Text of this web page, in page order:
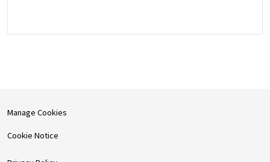
Manage Cookies
Cookie Notice